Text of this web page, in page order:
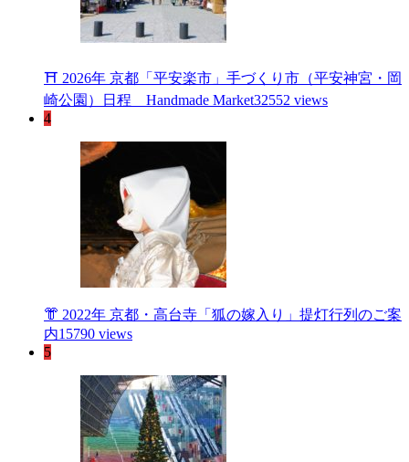
⛩ 2026年 京都「平安楽市」手づくり市（平安神宮・岡
崎公園）日程 Handmade Market32552 views
4
👘 2022年 京都・高台寺「狐の嫁入り」提灯行列のご案
内15790 views
5